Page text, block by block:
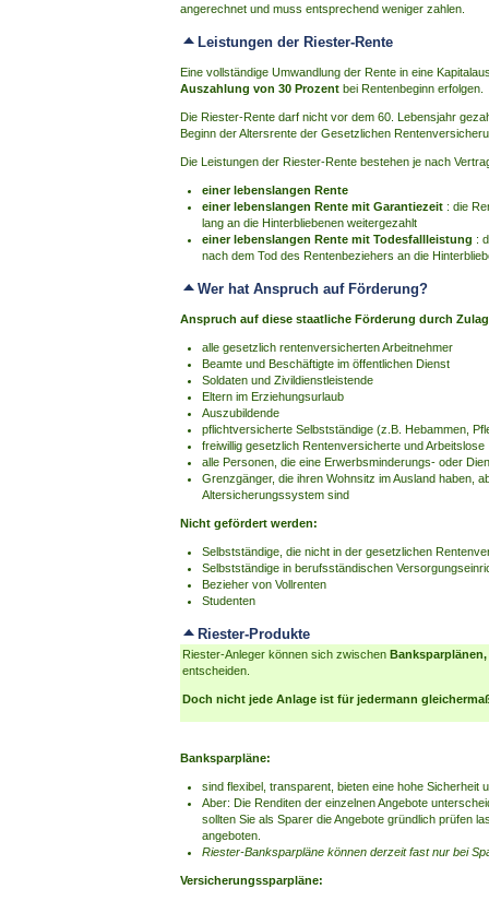
angerechnet und muss entsprechend weniger zahlen.
Leistungen der Riester-Rente
Eine vollständige Umwandlung der Rente in eine
Auszahlung von 30 Prozent bei Rentenbeginn erfolgen.
Die Riester-Rente darf nicht vor dem 60. Lebensjahr
Beginn der Altersrente der Gesetzlichen
Die Leistungen der Riester-Rente bestehen je nach
einer lebenslangen Rente
einer lebenslangen Rente mit Garantiezeit : die
lang an die Hinterbliebenen weitergezahlt
einer lebenslangen Rente mit Todesfallleistung :
nach dem Tod des Rentenbeziehers an die
Wer hat Anspruch auf Förderung?
Anspruch auf diese staatliche Förderung durch
alle gesetzlich rentenversicherten Arbeitnehmer
Beamte und Beschäftigte im öffentlichen Dienst
Soldaten und Zivildienstleistende
Eltern im Erziehungsurlaub
Auszubildende
pflichtversicherte Selbstständige (z.B. Hebammen,
freiwillig gesetzlich Rentenversicherte und Arbeitslose
alle Personen, die eine Erwerbsminderungs- oder
Grenzgänger, die ihren Wohnsitz im Ausland haben,
Altersicherungssystem sind
Nicht gefördert werden:
Selbstständige, die nicht in der gesetzlichen
Selbstständige in berufsständischen
Bezieher von Vollrenten
Studenten
Riester-Produkte
Riester-Anleger können sich zwischen
entscheiden.
Doch nicht jede Anlage ist für jedermann
Banksparpläne:
sind flexibel, transparent, bieten eine hohe Sicherheit
Aber: Die Renditen der einzelnen Angebote
sollten Sie als Sparer die Angebote gründlich prüfen
angeboten.
Riester-Banksparpläne können derzeit fast nur bei
Versicherungssparpläne: